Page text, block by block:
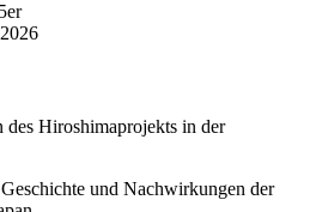
des Hiroshimaprojekts in der
und Nachwirkungen der